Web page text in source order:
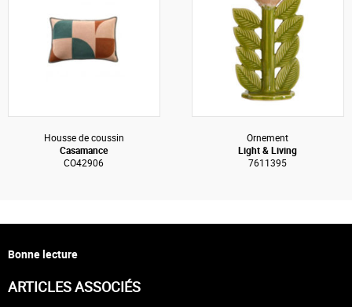
Housse de coussin
Casamance
CO42906
Ornement
Light & Living
7611395
Bonne lecture
ARTICLES ASSOCIÉS